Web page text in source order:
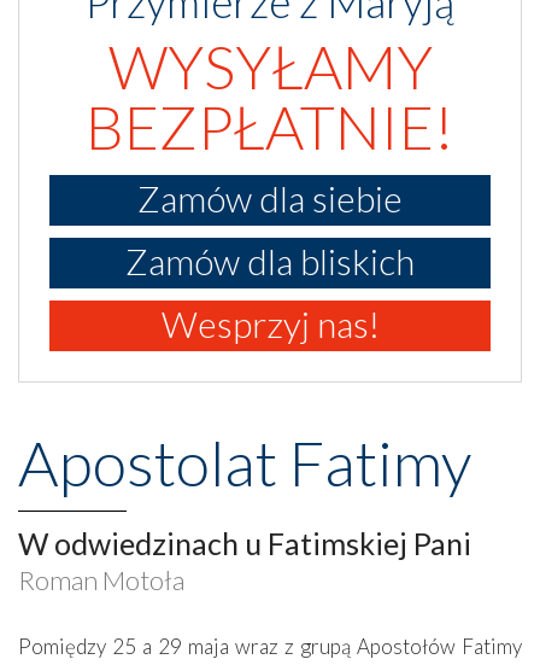
WYSYŁAMY
BEZPŁATNIE!
Zamów dla siebie
Zamów dla bliskich
Wesprzyj nas!
Apostolat Fatimy
W odwiedzinach u Fatimskiej Pani
Roman Motoła
Pomiędzy 25 a 29 maja wraz z grupą Apostołów Fatimy